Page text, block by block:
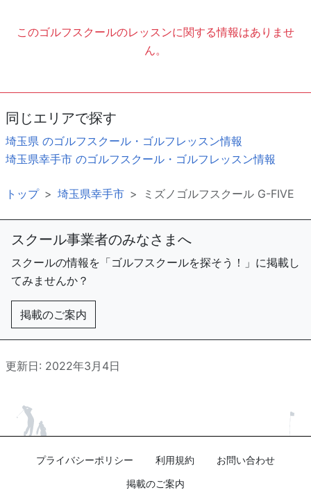
このゴルフスクールのレッスンに関する情報はありませ
ん。
同じエリアで探す
埼玉県 のゴルフスクール・ゴルフレッスン情報
埼玉県幸手市 のゴルフスクール・ゴルフレッスン情報
トップ 埼玉県幸手市 ミズノゴルフスクール G-FIVE
スクール事業者のみなさまへ
スクールの情報を「ゴルフスクールを探そう！」に掲載し
てみませんか？
掲載のご案内
更新日: 2022年3月4日
プライバシーポリシー 利用規約
お問い合わせ
掲載のご案内